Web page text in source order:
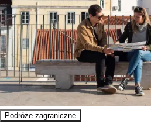
Podróże zagraniczne